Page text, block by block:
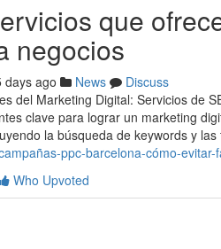
que
negocios
days ago News
Discuss
del Marketing Digital: Servicios de
clave para lograr un marketing
la búsqueda de keywords y
ppc-barcelona-cómo-
Who Upvoted